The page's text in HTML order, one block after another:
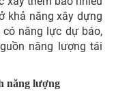
khả năng xây dựng
năng lực dự báo,
năng lượng tái
năng lượng